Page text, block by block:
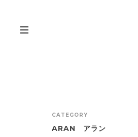
CATEGORY
ARAN アラン